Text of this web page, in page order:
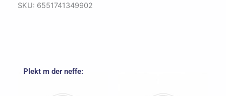
SKU: 6551741349902
Plekt m der neffe: